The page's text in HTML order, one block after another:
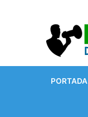
PORTADA